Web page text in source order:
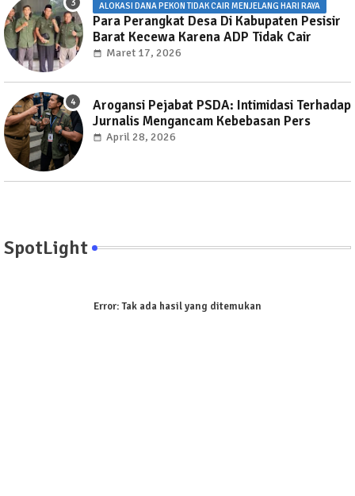
ALOKASI DANA PEKON TIDAK CAIR MENJELANG HARI RAYA
Para Perangkat Desa Di Kabupaten Pesisir
Barat Kecewa Karena ADP Tidak Cair
Maret 17, 2026
Arogansi Pejabat PSDA: Intimidasi Terhadap
Jurnalis Mengancam Kebebasan Pers
April 28, 2026
SpotLight
Error:Tak ada hasil yang ditemukan